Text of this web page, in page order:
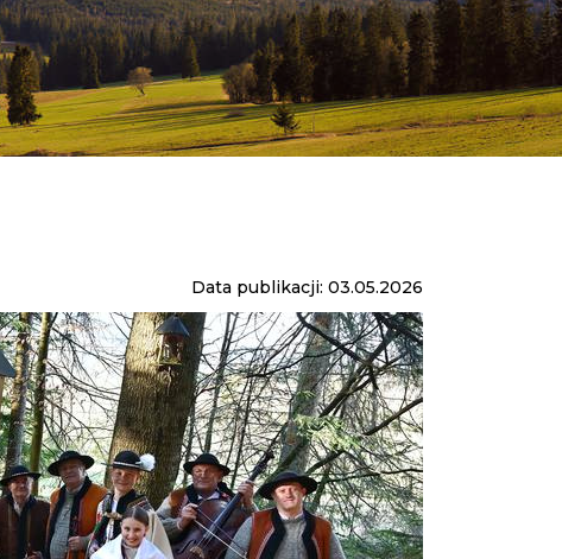
Data publikacji: 03.05.2026